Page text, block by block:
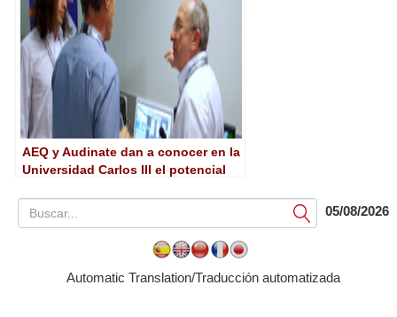
AEQ y Audinate dan a conocer en la
Universidad Carlos III el potencial
Submit05/08/2026
Automatic Translation/Traducción automatizada